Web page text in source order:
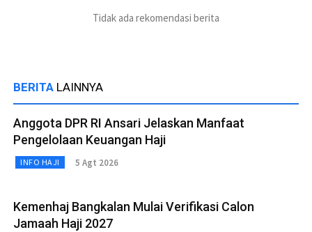
Tidak ada rekomendasi berita
BERITA LAINNYA
Anggota DPR RI Ansari Jelaskan Manfaat
Pengelolaan Keuangan Haji
INFO HAJI 5 Agt 2026
Kemenhaj Bangkalan Mulai Verifikasi Calon
Jamaah Haji 2027